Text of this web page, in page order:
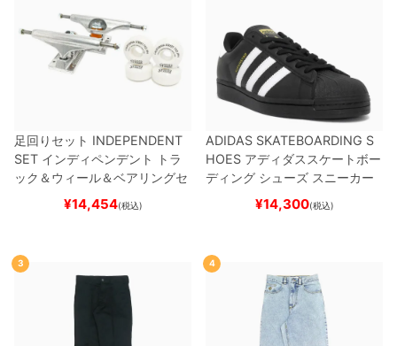
足回りセット INDEPENDENT
SET インディペンデント
トラ
ック＆ウィール＆ベアリングセ
（トリック用）
ード スケボー
¥14,454(税込)
ADIDAS SKATEBOARDING S
HOES アディダススケートボー
ディング シューズ スニーカー
スーパースター SUPERSTAR A
BLACK/WHITE/WHITE
ー
¥14,300(税込)
3 4